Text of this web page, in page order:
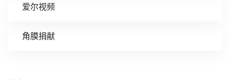
爱尔视频
角膜捐献